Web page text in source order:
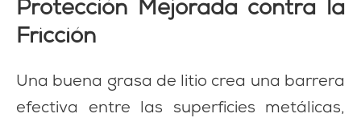
Protección Mejorada contra la
Fricción
Una buena grasa de litio crea una barrera
efectiva entre las superficies metálicas,